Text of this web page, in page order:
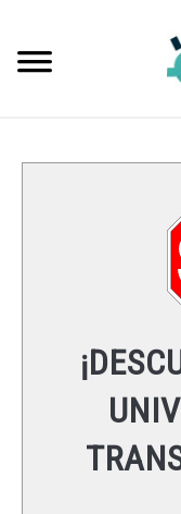
content
LEYES
RECURSOS